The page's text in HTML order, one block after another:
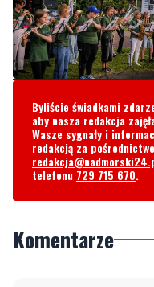
Byliście świadkami
aby nasza redakcja
Wasze sygnały i
redakcją za
telefonu 729 715 670.
Komentarze